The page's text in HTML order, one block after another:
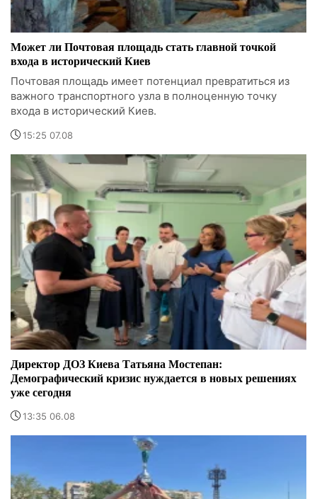
Может ли Почтовая площадь стать главной точкой
входа в исторический Киев
Почтовая площадь имеет потенциал превратиться из
важного транспортного узла в полноценную точку
входа в исторический Киев.
15:25 07.08
Директор ДОЗ Киева Татьяна Мостепан:
Демографический кризис нуждается в новых решениях
уже сегодня
13:35 06.08